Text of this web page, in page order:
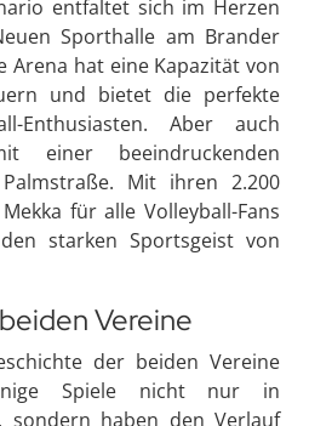
entfaltet sich im Herzen
Sporthalle am Brander
Arena hat eine Kapazität von
und bietet die perfekte
Enthusiasten. Aber auch
einer beeindruckenden
Mit ihren 2.200
für alle Volleyball-Fans
starken Sportsgeist von
Vereine
der beiden Vereine
Spiele nicht nur in
sondern haben den Verlauf